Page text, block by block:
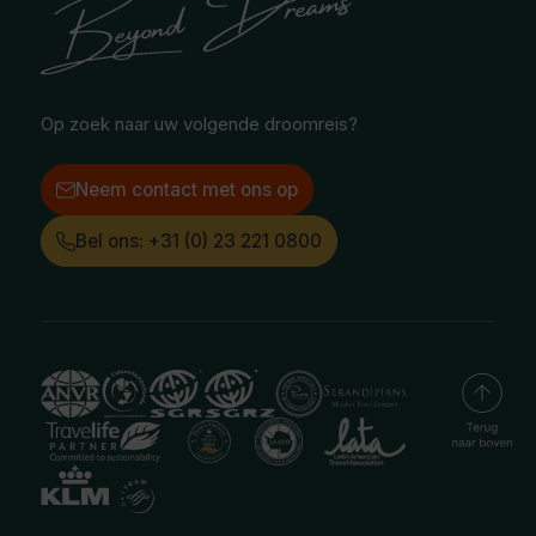
Treinreizen
Facebook
Instagram
Op zoek naar uw volgende droomreis?
Neem contact met ons op
Bel ons: +31 (0) 23 221 0800